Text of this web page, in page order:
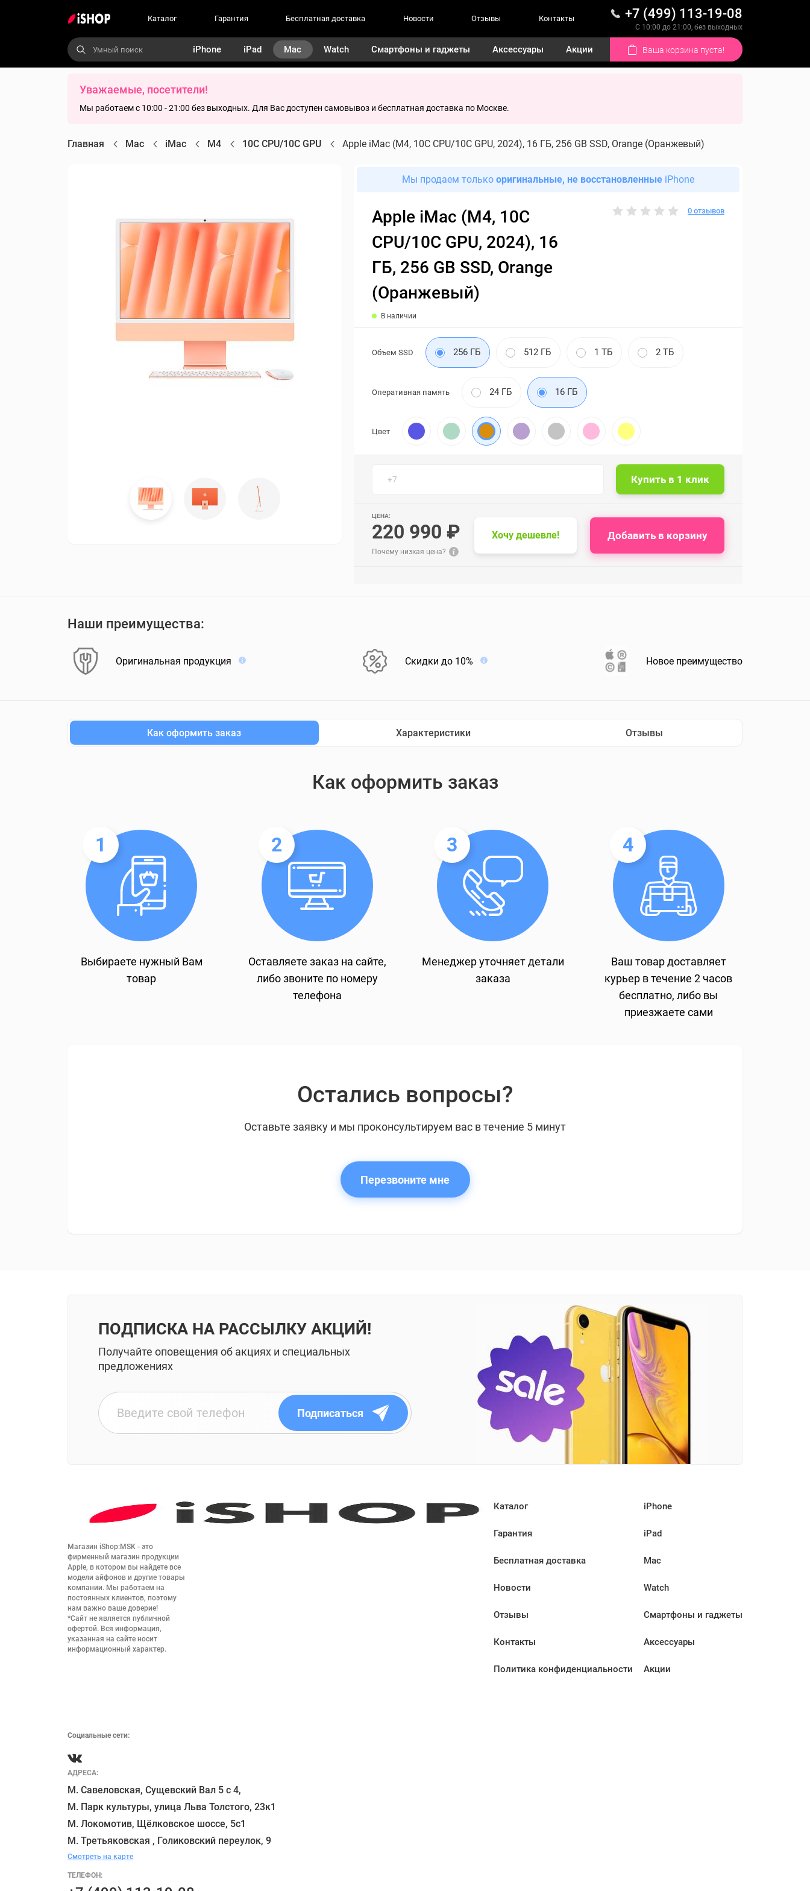
Каталог Гарантия Бесплатная доставка Новости Отзывы Контакты +7 (499) 113-19-08
С 10:00 до 21:00, без выходных
iPhone iPad Mac Watch Смартфоны и гаджеты Аксессуары Акции Ваша корзина пуста!
Уважаемые, посетители!
Мы работаем с 10:00 - 21:00 без выходных. Для Вас доступен самовывоз и бесплатная доставка по Москве.
Главная Mac iMac M4 10C CPU/10C GPU Apple iMac (M4, 10C CPU/10C GPU, 2024), 16 ГБ, 256 GB SSD, Orange (Оранжевый)
Мы продаем только оригинальные, не восстановленные iPhone
Apple iMac (M4, 10C
CPU/10C GPU, 2024), 16
ГБ, 256 GB SSD, Orange
(Оранжевый)
0 отзывов
В наличии
Объем SSD 256 ГБ 512 ГБ 1 ТБ 2 ТБ
Оперативная память 24 ГБ 16 ГБ
Цвет
ЦЕНА:
220 990 ₽
Почему низкая цена?
Хочу дешевле! Добавить в корзину
Наши преимущества:
Оригинальная продукция Скидки до 10% Новое преимущество
Как оформить заказ Характеристики Отзывы
Как оформить заказ
1
Выбираете нужный Вам
товар
2
Оставляете заказ на сайте,
либо звоните по номеру
телефона
3
Менеджер уточняет детали
заказа
4
Ваш товар доставляет
курьер в течение 2 часов
бесплатно, либо вы
приезжаете сами
Остались вопросы?
Оставьте заявку и мы проконсультируем вас в течение 5 минут
Перезвоните мне
ПОДПИСКА НА РАССЫЛКУ АКЦИЙ!
Получайте оповещения об акциях и специальных
предложениях
Подписаться
Магазин iShop:MSK - это
фирменный магазин продукции
Apple, в котором вы найдете все
модели айфонов и другие товары
компании. Мы работаем на
постоянных клиентов, поэтому
нам важно ваше доверие!
*Сайт не является публичной
офертой. Вся информация,
указанная на сайте носит
информационный характер.
Социальные сети:
Каталог
Гарантия
Бесплатная доставка
Новости
Отзывы
Контакты
Политика конфиденциальности
iPhone
iPad
Mac
Watch
Смартфоны и гаджеты
Аксессуары
Акции
АДРЕСА:
М. Савеловская, Сущевский Вал 5 с 4,
М. Парк культуры, улица Льва Толстого, 23к1
М. Локомотив, Щёлковское шоссе, 5с1
Смотреть на карте
ТЕЛЕФОН: